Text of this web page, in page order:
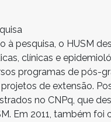
à pesquisa, o HUSM
clínicas e
programas de pós-
de extensão.
no CNPq, que
Em 2011, também foi